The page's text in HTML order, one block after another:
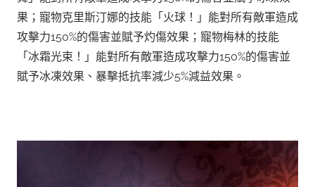
果；寵物克里斯汀娜的技能「火球！」能對所有敵軍造成
攻擊力150%的傷害並賦予灼傷效果；寵物梅林的技能
「冰霜光束！」能對所有敵軍造成攻擊力150%的傷害並
賦予冰凍效果、暴擊抵抗率減少5%減益效果。